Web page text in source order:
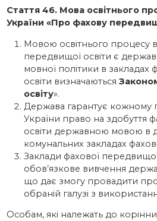
Стаття 46. Мова освітнього
України «Про фахову
Мовою освітнього процесу
передвищої освіти є
мовної політики в закладах
освіти визначаються
освіту».
Держава гарантує кожному
України право на здобуття
освіти державною мовою в
комунальних закладах
Заклади фахової
обов’язкове вивчення
що дає змогу провадити
обраній галузі з
Особам, які належать до